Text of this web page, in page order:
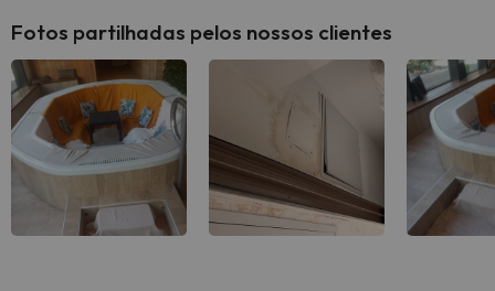
Fotos partilhadas pelos nossos clientes